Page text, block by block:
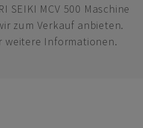
SEIKI MCV 500 Maschine
zum Verkauf anbieten.
weitere Informationen.